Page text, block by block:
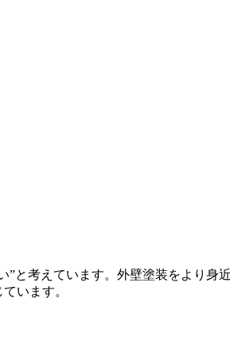
と考えています。外壁塗装をより
います。